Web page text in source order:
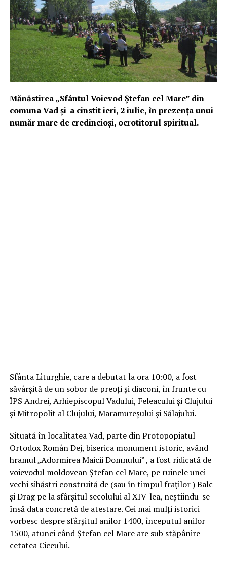
Mănăstirea „Sfântul Voievod Ștefan cel Mare” din
comuna Vad și-a cinstit ieri, 2 iulie, în prezența unui
număr mare de credincioși, ocrotitorul spiritual.
Sfânta Liturghie, care a debutat la ora 10:00, a fost
săvârșită de un sobor de preoți și diaconi, în frunte cu
ÎPS Andrei, Arhiepiscopul Vadului, Feleacului și Clujului
și Mitropolit al Clujului, Maramureșului și Sălajului.
Situată în localitatea Vad, parte din Protopopiatul
Ortodox Român Dej, biserica monument istoric, având
hramul „Adormirea Maicii Domnului” , a fost ridicată de
voievodul moldovean Ștefan cel Mare, pe ruinele unei
vechi sihăstri construită de (sau în timpul fraților ) Balc
și Drag pe la sfârșitul secolului al XIV-lea, neștiindu-se
însă data concretă de atestare. Cei mai mulți istorici
vorbesc despre sfârșitul anilor 1400, începutul anilor
1500, atunci când Ștefan cel Mare are sub stăpânire
cetatea Ciceului.